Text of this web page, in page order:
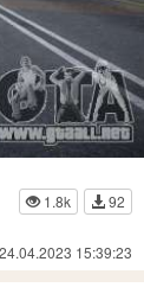
1.8k
92
24.04.2023 15:39:23